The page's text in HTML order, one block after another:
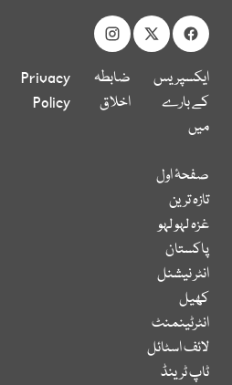
ایکسپریس
کے بارے
میں
ضابطہ
اخلاق
Privacy
Policy
صفحۂ اول
تازہ ترین
غزہ لہو لہو
پاکستان
انٹر نیشنل
کھیل
انٹرٹینمنٹ
لائف اسٹائل
ٹاپ ٹرینڈ